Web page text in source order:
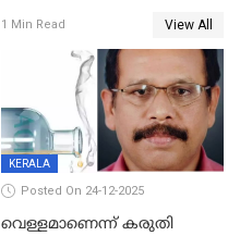
ഗർഭിണിയായ യുവതിക്ക് ക്രൂര
1 Min Read View All
KERALA
Posted On 24-12-2025
വെള്ളമാണെന്ന് കരുതി